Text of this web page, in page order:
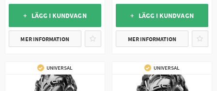
+ LÄGG I KUNDVAGN
MER INFORMATION
+ LÄGG I KUNDVAGN
MER INFORMATION
UNIVERSAL UNIVERSAL